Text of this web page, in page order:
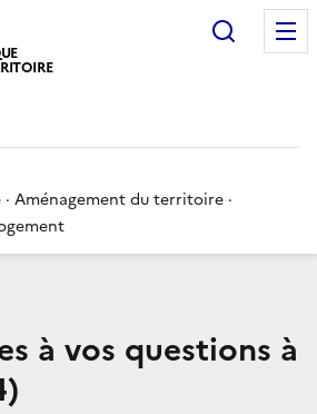
Aménagement du territoire ·
à vos questions à